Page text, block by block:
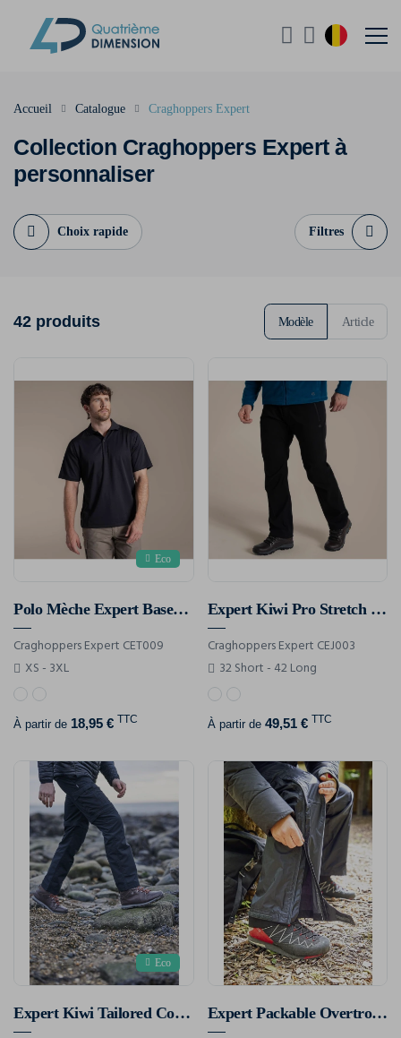
Collection Craghoppers Expert à
personnaliser
Accueil Catalogue Craghoppers Expert
Choix rapide Filtres
42 produits Modèle Article
Eco
Polo Mèche Expert Basecamp
Craghoppers Expert CET009
XS - 3XL
À partir de 18,95 € TTC
Expert Kiwi Pro Stretch Trousers
Craghoppers Expert CEJ003
32 Short - 42 Long
À partir de 49,51 € TTC
Eco
Expert Kiwi Tailored Convertible Trousers Expert Packable Overtrouser